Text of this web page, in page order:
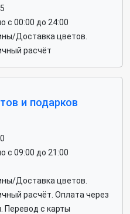
с 00:00 до 24:00
Доставка цветов.
расчёт
и подарков
с 09:00 до 21:00
Доставка цветов.
расчёт. Оплата через
Перевод с карты